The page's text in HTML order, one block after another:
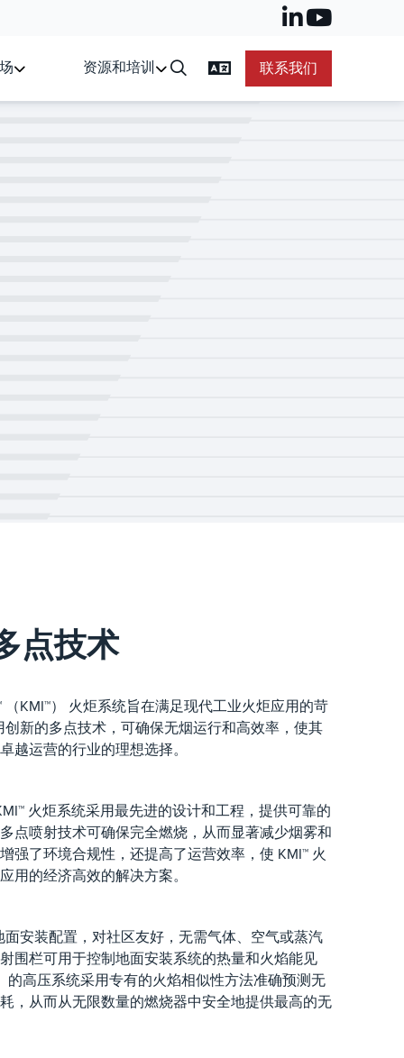
资源和培训 联系我们
点技术
（KMI™） 火炬系统旨在满足现代工业火炬应用的苛
新的多点技术，可确保无烟运行和高效率，使其
越运营的行业的理想选择。
火炬系统采用最先进的设计和工程，提供可靠的
点喷射技术可确保完全燃烧，从而显著减少烟雾和
强了环境合规性，还提高了运营效率，使 KMI™ 火
用的经济高效的解决方案。
面安装配置，对社区友好，无需气体、空气或蒸汽
围栏可用于控制地面安装系统的热量和火焰能见
的高压系统采用专有的火焰相似性方法准确预测无
，从而从无限数量的燃烧器中安全地提供最高的无